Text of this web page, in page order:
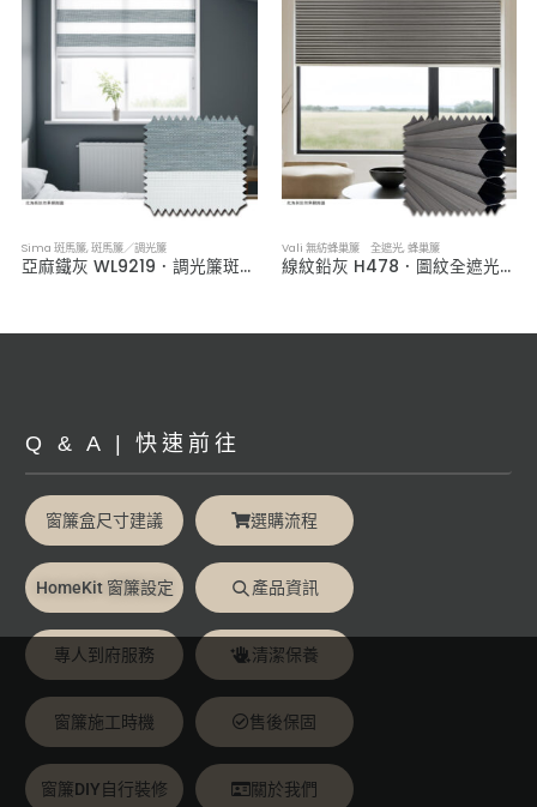
Sima 斑馬簾,斑馬簾／調光簾
亞麻鐵灰 WL9219．調光簾斑馬簾
Vali 無紡蜂巢簾 全遮光,蜂巢簾
線紋鉛灰 H478．圖紋全遮光蜂巢簾
Q & A | 快速前往
窗簾盒尺寸建議 選購流程
HomeKit 窗簾設定 產品資訊
專人到府服務 清潔保養
窗簾施工時機 售後保固
窗簾DIY自行裝修 關於我們